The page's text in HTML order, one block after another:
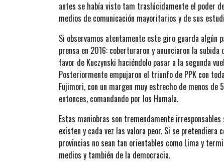
antes se había visto tam traslúcidamente el poder
medios de comunicación mayoritarios y de sus
Si observamos atentamente este giro guarda
prensa en 2016: coberturaron y anunciaron la
favor de Kuczynski haciéndolo pasar a la segunda
Posteriormente empujaron el triunfo de PPK con
Fujimori, con un margen muy estrecho de menos de
entonces, comandando por los Humala.
Estas maniobras son tremendamente
existen y cada vez las valora peor. Si se
provincias no sean tan orientables como Lima y
medios y también de la democracia.